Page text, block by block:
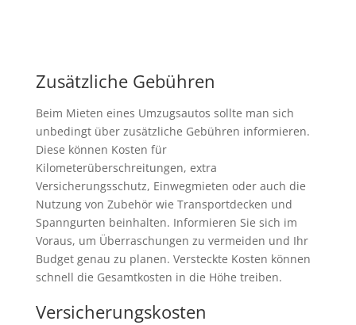
Zusätzliche Gebühren
Beim Mieten eines Umzugsautos sollte man sich
unbedingt über zusätzliche Gebühren informieren.
Diese können Kosten für
Kilometerüberschreitungen, extra
Versicherungsschutz, Einwegmieten oder auch die
Nutzung von Zubehör wie Transportdecken und
Spanngurten beinhalten. Informieren Sie sich im
Voraus, um Überraschungen zu vermeiden und Ihr
Budget genau zu planen. Versteckte Kosten können
schnell die Gesamtkosten in die Höhe treiben.
Versicherungskosten